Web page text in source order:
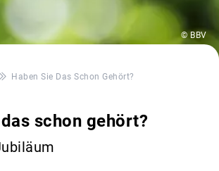
© BBV
Haben Sie Das Schon Gehört?
schon gehört?